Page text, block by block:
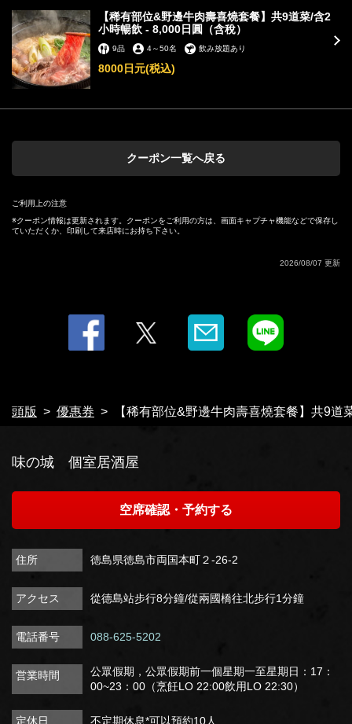
【稀有部位&野邊牛肉壽喜燒套餐】共9道菜/含2
小時暢飲 - 8,000日圓（含稅）
9品 4～50名 飲み放題あり
8000日元(税込)
クーポン一覧へ戻る
ご利用上の注意
クーポン情報は更新されます。クーポンをご利用の方は、画面キャプチャ機能などで保存し
ていただくか、印刷して来店時にお持ち下さい。
2026/08/07 更新
頭版 優惠券 【稀有部位&野邊牛肉壽喜燒套餐】共9
この店舗情報をシェアする
【稀有部位&野邊牛肉壽喜燒套餐】共9道菜/含2小時暢飲 -
8,000日圓（含稅） | 味の城 個室居酒屋
徳島県徳島市両国本町２-26-2
味の城 個室居酒屋
空席確認・予約する
住所 徳島県徳島市両国本町２-26-2
アクセス 從德島站步行8分鐘/從兩國橋往北步行1分鐘
電話番号 088-625-5202
営業時間
公眾假期，公眾假期前一個星期一至星期日：17：
00~23：00（烹飪LO 22:00飲用LO 22:30）
定休日 不定期休息*可以預約10人